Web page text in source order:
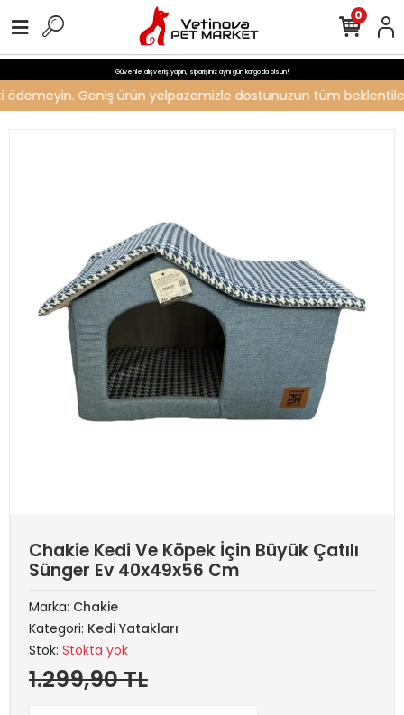
Güvenle alışveriş yapın, siparişiniz aynı gün kargo'da olsun!
Geniş ürün yelpazemizle dostunuzun tüm
0
Chakie Kedi Ve Köpek İçin Büyük Çatılı
Sünger Ev 40x49x56 Cm
Marka: Chakie
Kategori: Kedi Yatakları
Stok: Stokta yok
1.299,90 TL